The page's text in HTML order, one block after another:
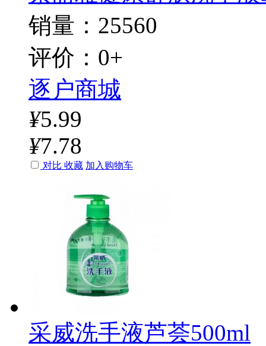
销量：25560
评价：0+
逐户商城
¥5.99
¥7.78
对比 收藏 加入购物车
采威洗手液芦荟500ml